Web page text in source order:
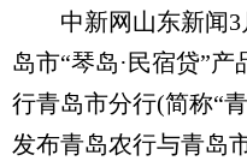
中新网山东新闻3
岛市“琴岛·民宿贷”
行青岛市分行(简称“
发布青岛农行与青岛